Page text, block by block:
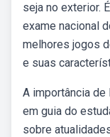
seja no exterior.
exame nacional
melhores jogos
e suas
A importância
em guia do
sobre